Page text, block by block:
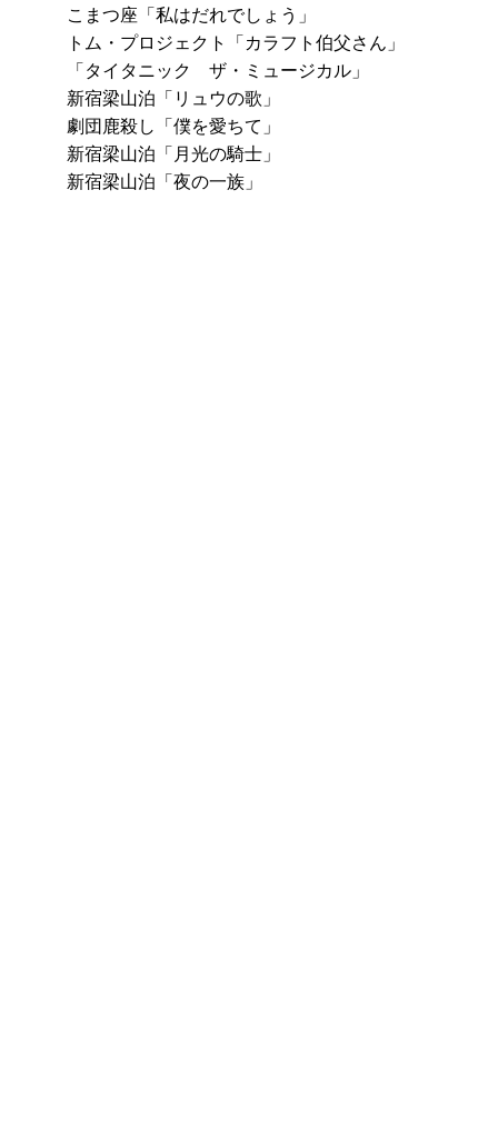
こまつ座「私はだれでしょう」
トム・プロジェクト「カラフト伯父さん」
「タイタニック ザ・ミュージカル」
新宿梁山泊「リュウの歌」
劇団鹿殺し「僕を愛ちて」
新宿梁山泊「月光の騎士」
新宿梁山泊「夜の一族」